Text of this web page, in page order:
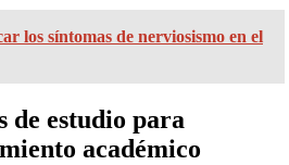
los síntomas de nerviosismo en el
de estudio para
académico